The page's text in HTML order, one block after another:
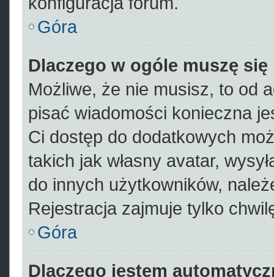
Góra
Dlaczego w ogóle muszę
Możliwe, że nie musisz, to od
pisać wiadomości konieczna
Ci dostęp do dodatkowych
takich jak własny avatar,
do innych użytkowników,
Rejestracja zajmuje tylko
Góra
Dlaczego jestem